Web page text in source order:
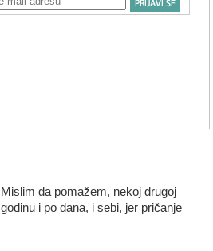
da pomažem, nekoj drugoj
i po dana, i sebi, jer pričanje